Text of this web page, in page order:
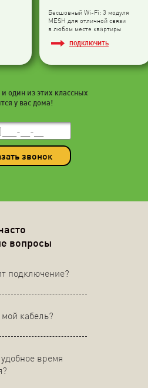
Бесшовный Wi-Fi: 3 модуля
МESH для отличной связи
в любом месте квартиры
ПОДКЛЮЧИТЬ
и один из этих классных
у вас дома!
звонок
вопросы
подключение?
кабель?
время